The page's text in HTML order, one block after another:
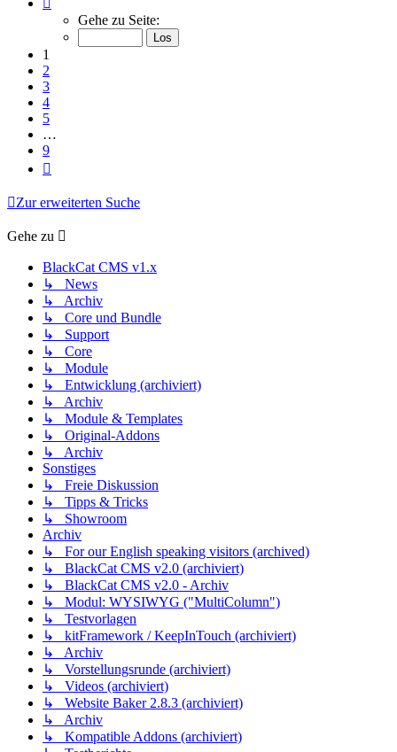
von
Gehe zu Seite:
1
2
3
4
5
…
9
Zur erweiterten Suche
Gehe zu
BlackCat CMS v1.x
↳ News
↳ Archiv
↳ Core und Bundle
↳ Support
↳ Core
↳ Module
↳ Entwicklung (archiviert)
↳ Archiv
↳ Module & Templates
↳ Original-Addons
↳ Archiv
Sonstiges
↳ Freie Diskussion
↳ Tipps & Tricks
↳ Showroom
Archiv
↳ For our English speaking visitors (archived)
↳ BlackCat CMS v2.0 (archiviert)
↳ BlackCat CMS v2.0 - Archiv
↳ Modul: WYSIWYG ("MultiColumn")
↳ Testvorlagen
↳ kitFramework / KeepInTouch (archiviert)
↳ Archiv
↳ Vorstellungsrunde (archiviert)
↳ Videos (archiviert)
↳ Website Baker 2.8.3 (archiviert)
↳ Archiv
↳ Kompatible Addons (archiviert)